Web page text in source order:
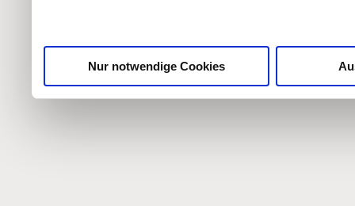
Nur notwendige Cookies